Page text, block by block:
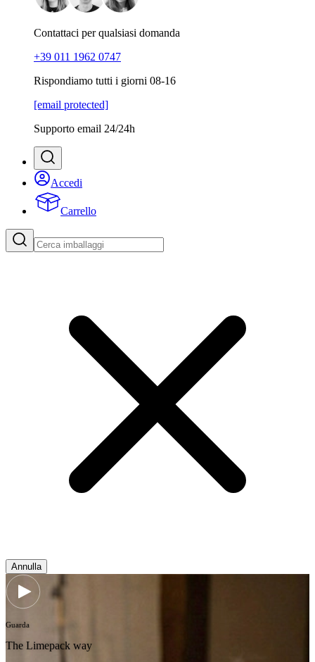
Contattaci per qualsiasi domanda
+39 011 1962 0747
Rispondiamo tutti i giorni 08-16
[email protected]
Supporto email 24/24h
Accedi
Carrello
Annulla
Guarda
The Limepack way